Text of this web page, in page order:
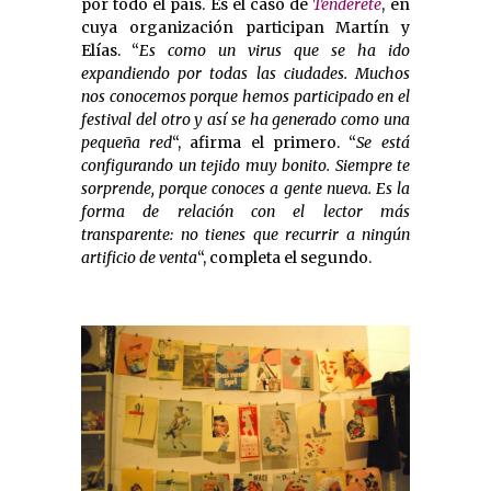
por todo el país. Es el caso de Tenderete, en
cuya organización participan Martín y
Elías. “Es como un virus que se ha ido
expandiendo por todas las ciudades. Muchos
nos conocemos porque hemos participado en el
festival del otro y así se ha generado como una
pequeña red“, afirma el primero. “Se está
configurando un tejido muy bonito. Siempre te
sorprende, porque conoces a gente nueva. Es la
forma de relación con el lector más
transparente: no tienes que recurrir a ningún
artificio de venta“, completa el segundo.